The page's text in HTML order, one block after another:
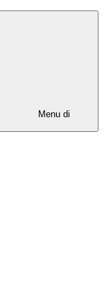
Menu di